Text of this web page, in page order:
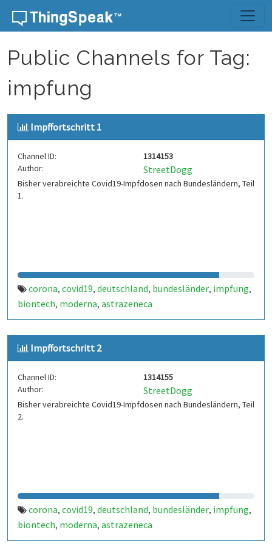
Skip to content
Public Channels for Tag:
impfung
Impffortschritt 1
Channel ID:
1314153
Author:
StreetDogg
Bisher verabreichte Covid19-Impfdosen nach Bundesländern, Teil
1.
corona, covid19, deutschland, bundesländer, impfung,
biontech, moderna, astrazeneca
Impffortschritt 2
Channel ID:
1314155
Author:
StreetDogg
Bisher verabreichte Covid19-Impfdosen nach Bundesländern, Teil
2.
corona, covid19, deutschland, bundesländer, impfung,
biontech, moderna, astrazeneca